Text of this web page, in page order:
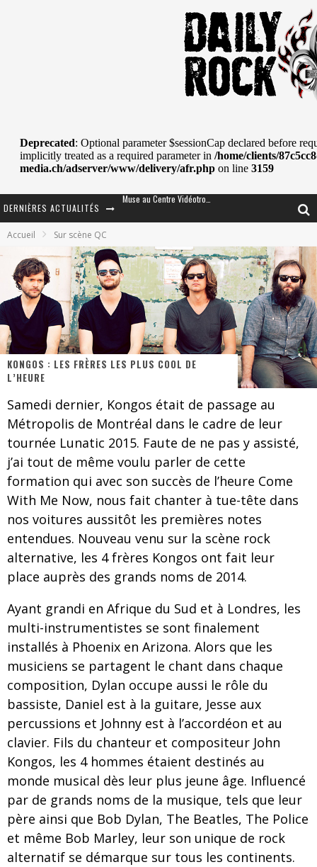
DERNIÈRES ACTUALITÉS
La Tragédie sort de la nouvelle musique
Tove Lo était de passage au MTELUS
Jeff Martin au Corona de Montréal
La compil’ Zoo de Slam Disques est de retour
Death Note Silence - Collide and Collapse
Muse au Centre Vidéotron de Québec
Accueil Sur scène QC
KONGOS : LES FRÈRES LES PLUS COOL DE
L’HEURE
Samedi dernier, Kongos était de passage au
Métropolis de Montréal dans le cadre de leur
tournée Lunatic 2015. Faute de ne pas y assisté,
j’ai tout de même voulu parler de cette
formation qui avec son succès de l’heure Come
With Me Now, nous fait chanter à tue-tête dans
nos voitures aussitôt les premières notes
entendues. Nouveau venu sur la scène rock
alternative, les 4 frères Kongos ont fait leur
place auprès des grands noms de 2014.
Ayant grandi en Afrique du Sud et à Londres, les
multi-instrumentistes se sont finalement
installés à Phoenix en Arizona. Alors que les
musiciens se partagent le chant dans chaque
composition, Dylan occupe aussi le rôle du
bassiste, Daniel est à la guitare, Jesse aux
percussions et Johnny est à l’accordéon et au
clavier. Fils du chanteur et compositeur John
Kongos, les 4 hommes étaient destinés au
monde musical dès leur plus jeune âge. Influencé
par de grands noms de la musique, tels que leur
père ainsi que Bob Dylan, The Beatles, The Police
et même Bob Marley, leur son unique de rock
alternatif se démarque sur tous les continents.